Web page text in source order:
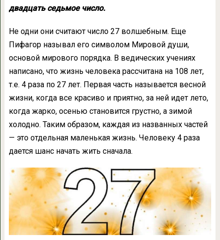
двадцать седьмое число.
Не одни они считают число 27 волшебным. Еще
Пифагор называл его символом Мировой души,
основой мирового порядка. В ведических учениях
написано, что жизнь человека рассчитана на 108 лет,
т.е. 4 раза по 27 лет. Первая часть называется весной
жизни, когда все красиво и приятно, за ней идет лето,
когда жарко, осенью становится грустно, а зимой
холодно. Таким образом, каждая из названных частей
— это отдельная маленькая жизнь. Человеку 4 раза
дается шанс начать жить сначала.